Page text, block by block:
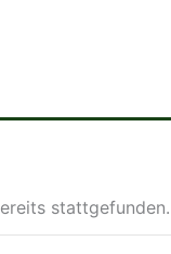
stattgefunden.